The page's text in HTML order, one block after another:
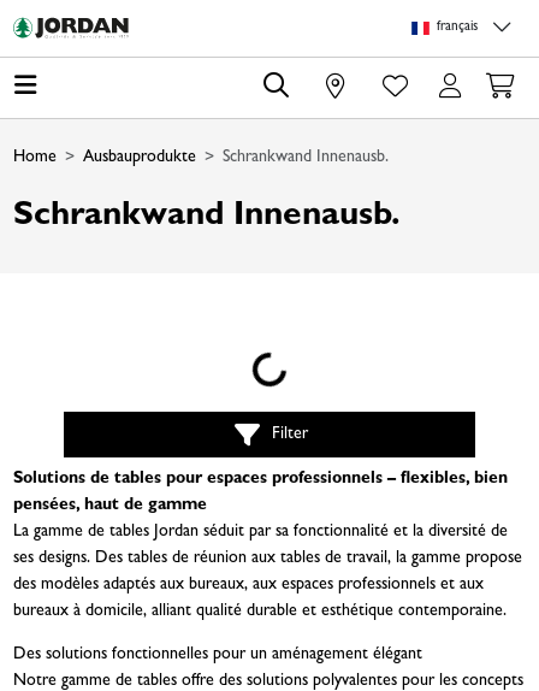
français
0
Home Ausbauprodukte Schrankwand Innenausb.
Schrankwand Innenausb.
Loading...
Filter
Solutions de tables pour espaces professionnels – flexibles, bien
pensées, haut de gamme
La gamme de tables Jordan séduit par sa fonctionnalité et la diversité de
ses designs. Des tables de réunion aux tables de travail, la gamme propose
des modèles adaptés aux bureaux, aux espaces professionnels et aux
bureaux à domicile, alliant qualité durable et esthétique contemporaine.
Des solutions fonctionnelles pour un aménagement élégant
Notre gamme de tables offre des solutions polyvalentes pour les concepts